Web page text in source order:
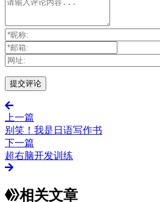
上一篇
别笑！我是日语写作书
下一篇
超右脑开发训练
相关文章